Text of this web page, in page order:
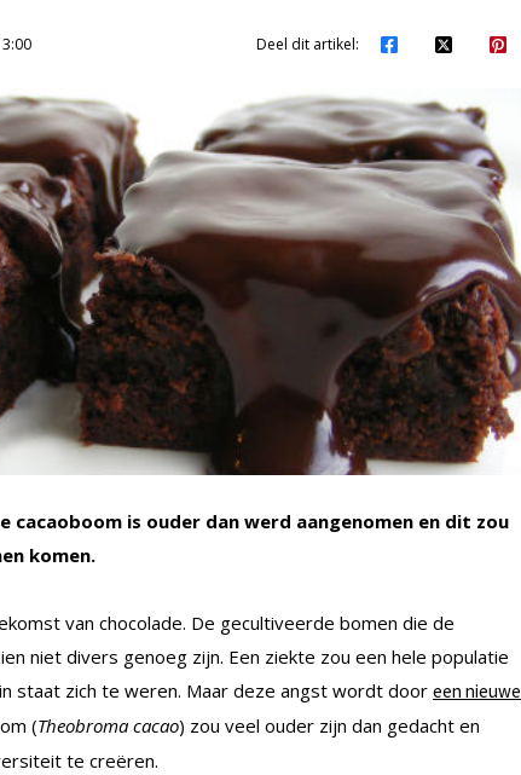
Deel dit artikel:
cacaoboom is ouder dan werd aangenomen en dit zou
komen.
van chocolade. De gecultiveerde bomen die de
niet divers genoeg zijn. Een ziekte zou een hele populatie
staat zich te weren. Maar deze angst wordt door een nieuwe
(Theobroma cacao) zou veel ouder zijn dan gedacht en
te creëren.